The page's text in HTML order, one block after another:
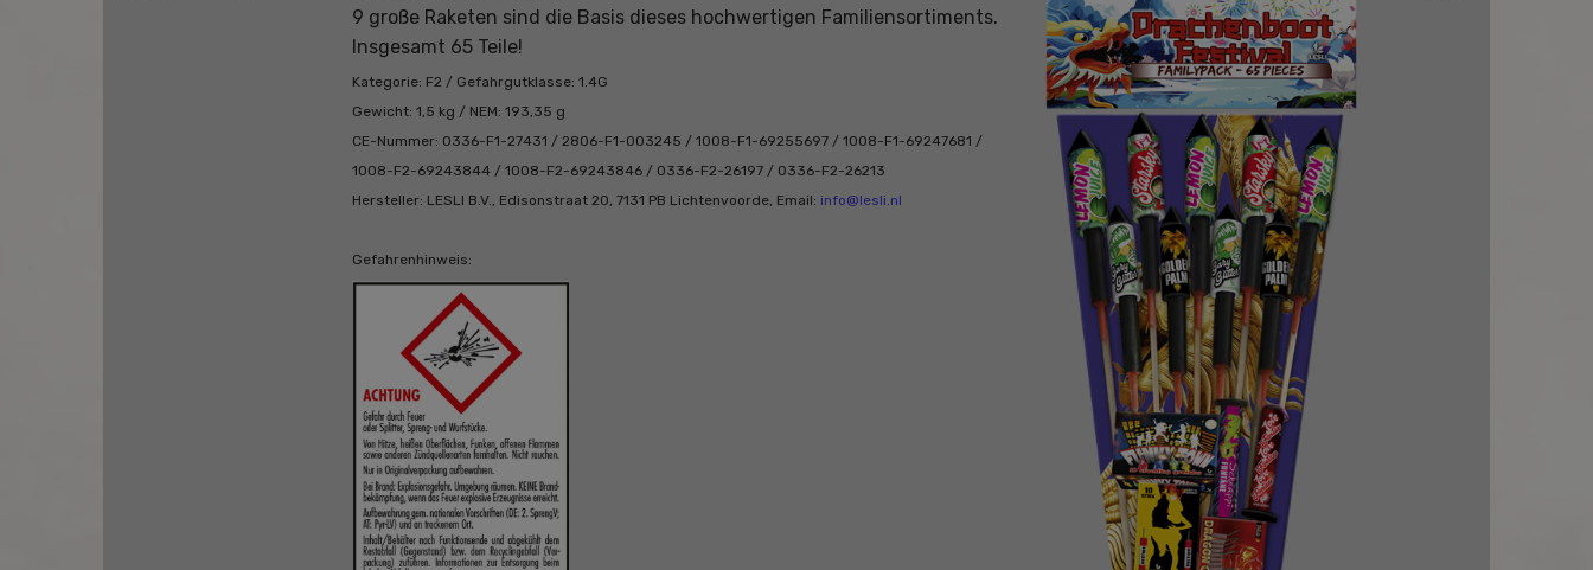
9 große Raketen sind die Basis dieses hochwertigen Familiensortiments.
Insgesamt 65 Teile!
Kategorie: F2 / Gefahrgutklasse: 1.4G
Gewicht: 1,5 kg / NEM: 193,35 g
CE-Nummer: 0336-F1-27431 / 2806-F1-003245 / 1008-F1-69255697 / 1008-F1-69247681 /
1008-F2-69243844 / 1008-F2-69243846 / 0336-F2-26197 / 0336-F2-26213
Hersteller: LESLI B.V., Edisonstraat 20, 7131 PB Lichtenvoorde, Email: info@lesli.nl
Gefahrenhinweis: